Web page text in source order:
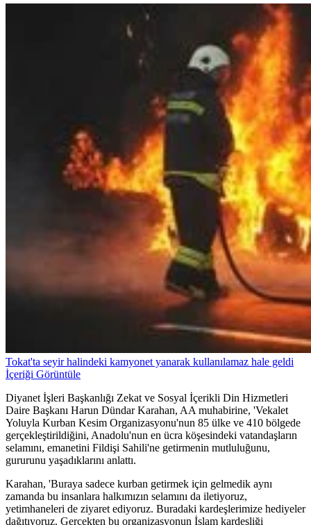
Tokat'ta seyir halindeki kamyonet yanarak kullanılamaz hale geldi
İçeriği Görüntüle
Diyanet İşleri Başkanlığı Zekat ve Sosyal İçerikli Din Hizmetleri
Daire Başkanı Harun Dündar Karahan, AA muhabirine, 'Vekalet
Yoluyla Kurban Kesim Organizasyonu'nun 85 ülke ve 410 bölgede
gerçekleştirildiğini, Anadolu'nun en ücra köşesindeki vatandaşların
selamını, emanetini Fildişi Sahili'ne getirmenin mutluluğunu,
gururunu yaşadıklarını anlattı.
Karahan, 'Buraya sadece kurban getirmek için gelmedik aynı
zamanda bu insanlara halkımızın selamını da iletiyoruz,
yetimhaneleri de ziyaret ediyoruz. Buradaki kardeşlerimize hediyeler
dağıtıyoruz. Gerçekten bu organizasyonun İslam kardeşliği